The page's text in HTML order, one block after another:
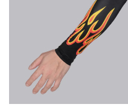
康可-競技型 防
Protectors
NT$ 100
NT$ 190